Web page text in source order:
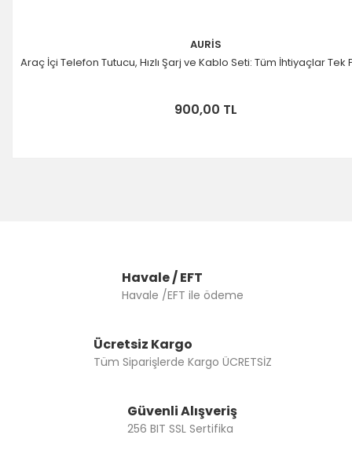
AURİS
Araç İçi Telefon Tutucu, Hızlı Şarj ve Kablo Seti: Tüm İhtiyaçlar Tek
900,00 TL
Havale / EFT
Havale /EFT ile ödeme
Ücretsiz Kargo
Tüm Siparişlerde Kargo ÜCRETSİZ
Güvenli Alışveriş
256 BIT SSL Sertifika